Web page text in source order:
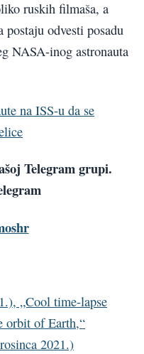
ruskih filmaša, a
postaju odvesti posadu
NASA-inog astronauta
na ISS-u da se
Telegram grupi.
„Cool time-lapse
orbit of Earth,“
2021.)